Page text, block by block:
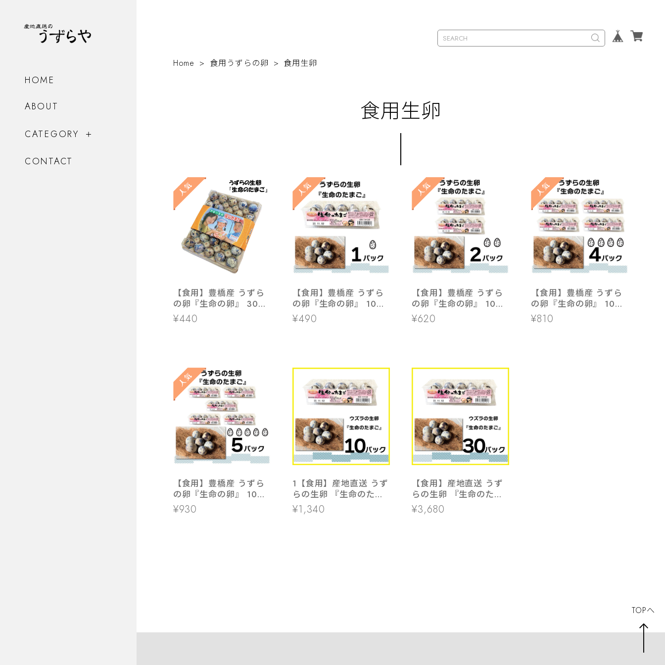
HOME
ABOUT
CATEGORY
CONTACT
Home 食用うずらの卵 食用生卵
食用生卵
【食用】豊橋産 うずら
の卵『生命の卵』 30個
入り モールドパック
¥440
【食用】豊橋産 うずら
の卵『生命の卵』 10個
入り 1パック
¥490
【食用】豊橋産 うずら
の卵『生命の卵』 10個
入り 2パック
¥620
【食用】豊橋産 うずら
の卵『生命の卵』 10個
入り 4パック
¥810
【食用】豊橋産 うずら
の卵『生命の卵』 10個
入り 5パック
¥930
1【食用】産地直送 うず
らの生卵 『生命のたま
ご』10個入り×10パック
/豊橋名産 新鮮
¥1,340
【食用】産地直送 うず
らの生卵 『生命のたま
ご』10個入り×30パッ
ク / 豊橋名産 新鮮
¥3,680
TOPへ